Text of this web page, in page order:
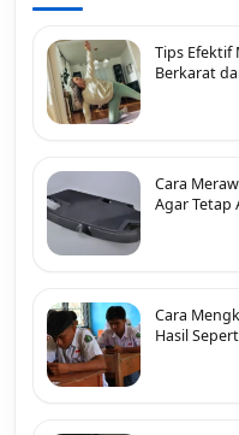
Tips Efektif
Berkarat
Cara
Agar Tetap
Cara
Hasil